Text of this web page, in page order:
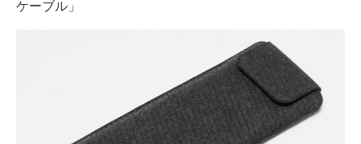
ケーブル」